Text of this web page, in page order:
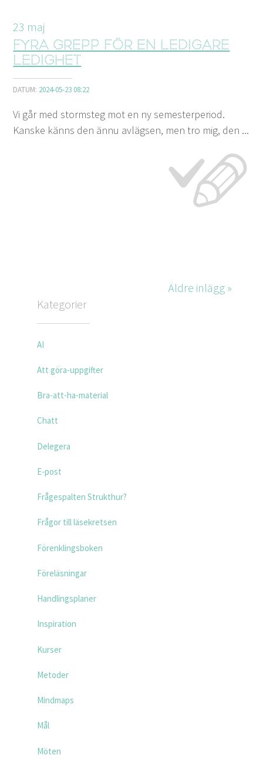
23 maj
Fyra grepp för en ledigare
ledighet
DATUM: 2024-05-23 08:22
Vi går med stormsteg mot en ny semesterperiod.
Kanske känns den ännu avlägsen, men tro mig, den ...
Äldre inlägg »
Kategorier
AI
Att göra-uppgifter
Bra-att-ha-material
Chatt
Delegera
E-post
Frågespalten Strukthur?
Frågor till läsekretsen
Förenklingsboken
Föreläsningar
Handlingsplaner
Inspiration
Kurser
Metoder
Mindmaps
Mål
Möten